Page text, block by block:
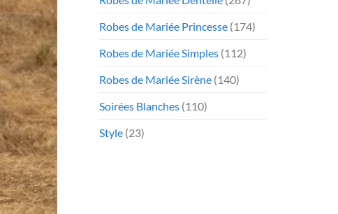
Robes de Mariée Princesse (174)
Robes de Mariée Simples (112)
Robes de Mariée Sirène (140)
Soirées Blanches (110)
Style (23)